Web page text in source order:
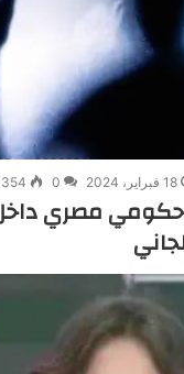
18 فبراير، 2024 0
354
مصري